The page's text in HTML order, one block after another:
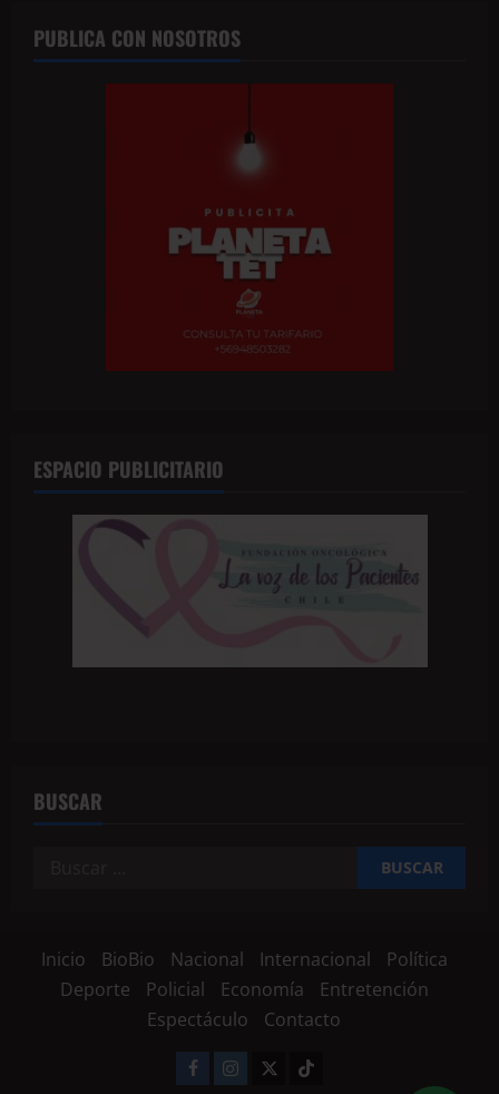
PUBLICA CON NOSOTROS
ESPACIO PUBLICITARIO
BUSCAR
Inicio BioBio Nacional Internacional
Política
Deporte
Policial Economía
Entretención
Espectáculo
Contacto